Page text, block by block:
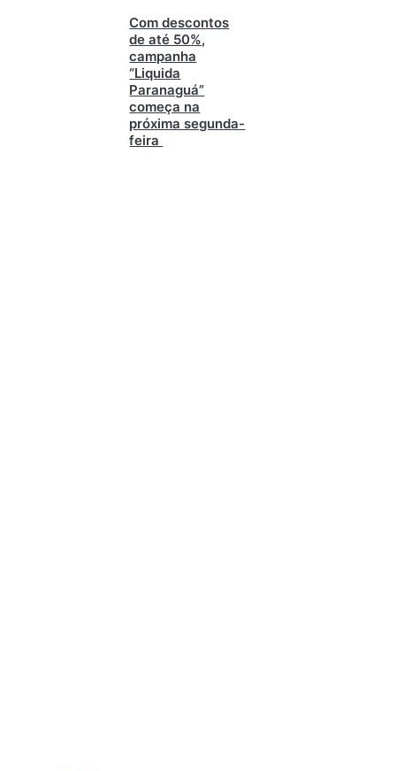
Com descontos
de até 50%,
campanha
“Liquida
Paranaguá”
começa na
próxima segunda-
feira